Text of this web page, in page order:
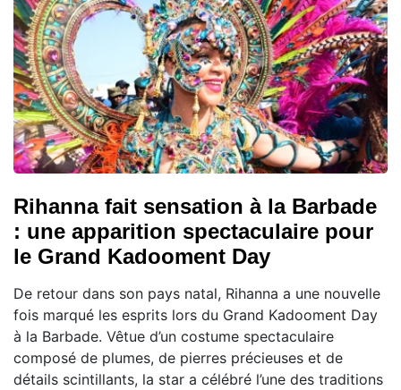
Rihanna fait sensation à la Barbade
: une apparition spectaculaire pour
le Grand Kadooment Day
De retour dans son pays natal, Rihanna a une nouvelle
fois marqué les esprits lors du Grand Kadooment Day
à la Barbade. Vêtue d’un costume spectaculaire
composé de plumes, de pierres précieuses et de
détails scintillants, la star a célébré l’une des traditions